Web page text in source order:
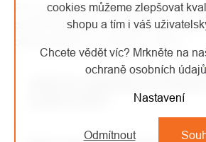
cookies můžeme zlepšovat
shopu a tím i váš
Chcete vědět víc? Mrkněte na
ochraně osobních údajů
Nastavení
Odmítnout
Pro snadné a rychlé pochopení
pročíst FAQ sekci. Najdete zde
Veškeré informace ohledně